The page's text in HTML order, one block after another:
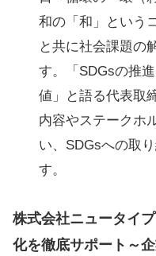
和の「和」という
と共に社会課題の
す。「SDGsの推
値」と語る代表取
内容やステークホ
い、SDGsへの取
す。
株式会社ニュータイ
化を徹底サポート～